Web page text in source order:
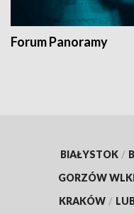
Forum Panoramy
BIAŁYSTOK /
GORZÓW
KRAKÓW /